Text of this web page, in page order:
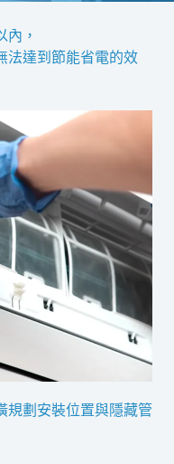
內，
法達到節能省電的效
規劃安裝位置與隱藏管